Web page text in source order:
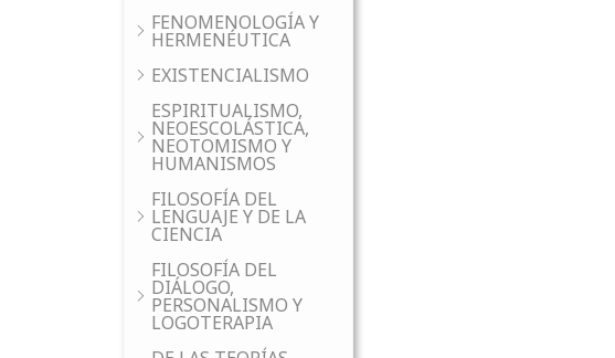
FENOMENOLOGÍA Y
HERMENÉUTICA
EXISTENCIALISMO
ESPIRITUALISMO,
NEOESCOLÁSTICA,
NEOTOMISMO Y
HUMANISMOS
FILOSOFÍA DEL
LENGUAJE Y DE LA
CIENCIA
FILOSOFÍA DEL
DIÁLOGO,
PERSONALISMO Y
LOGOTERAPIA